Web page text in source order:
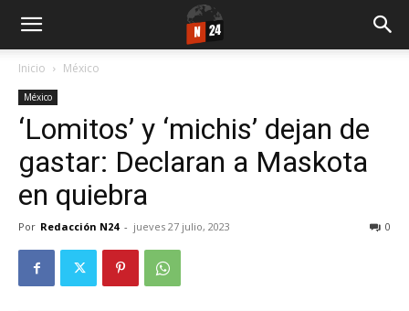
Inicio México
México
‘Lomitos’ y ‘michis’ dejan de
gastar: Declaran a Maskota
en quiebra
Por Redacción N24 - jueves 27 julio, 2023 0